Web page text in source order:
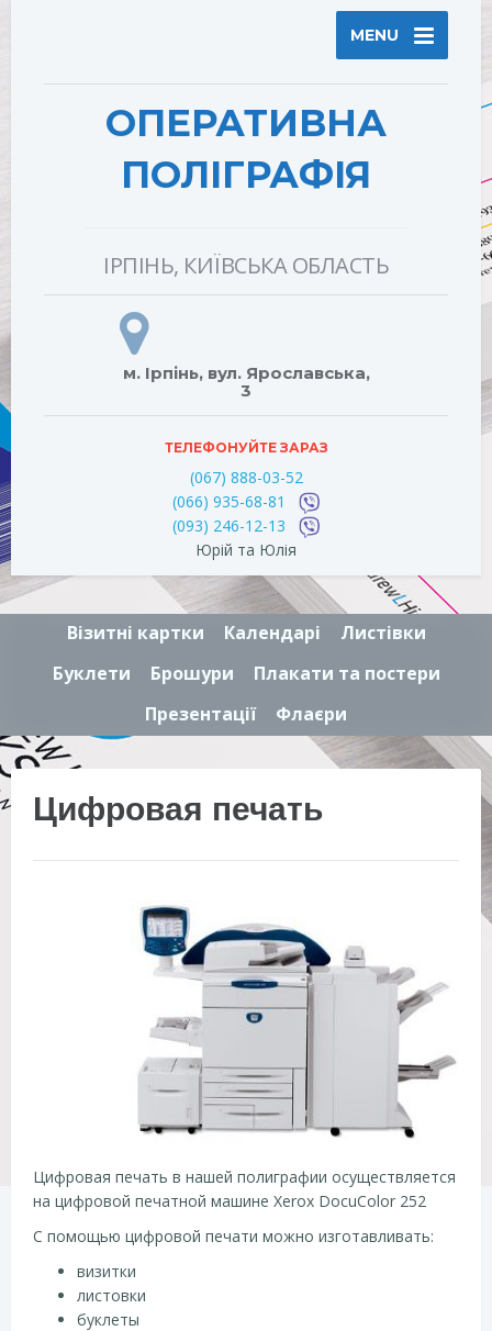
MENU
ОПЕРАТИВНА
ПОЛІГРАФІЯ
ІРПІНЬ, КИЇВСЬКА ОБЛАСТЬ
м. Ірпінь, вул. Ярославська,
3
ТЕЛЕФОНУЙТЕ ЗАРАЗ
(067) 888-03-52
(066) 935-68-81
(093) 246-12-13
Юрій та Юлія
Візитні картки Календарі
Листівки
Буклети
Брошури
Плакати та постери
Презентації
Флаєри
Цифровая печать
Цифровая печать в нашей полиграфии осуществляется
на цифровой печатной машине Xerox DocuColor 252
С помощью цифровой печати можно изготавливать:
визитки
листовки
буклеты